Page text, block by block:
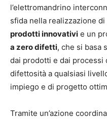
l’elettromandrino
sfida nella realizzazione di
prodotti innovativi e un
a zero difetti, che si basa
dai prodotti e dai
difettosità a qualsiasi
impiego e di progetto
Tramite un’azione